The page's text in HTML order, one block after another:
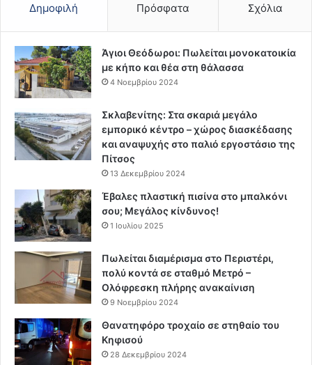
Δημοφιλή Πρόσφατα Σχόλια
Άγιοι Θεόδωροι: Πωλείται μονοκατοικία
με κήπο και θέα στη θάλασσα
4 Νοεμβρίου 2024
Σκλαβενίτης: Στα σκαριά μεγάλο
εμπορικό κέντρο – χώρος διασκέδασης
και αναψυχής στο παλιό εργοστάσιο της
Πίτσος
13 Δεκεμβρίου 2024
Έβαλες πλαστική πισίνα στο μπαλκόνι
σου; Μεγάλος κίνδυνος!
1 Ιουλίου 2025
Πωλείται διαμέρισμα στο Περιστέρι,
πολύ κοντά σε σταθμό Μετρό –
Ολόφρεσκη πλήρης ανακαίνιση
9 Νοεμβρίου 2024
Θανατηφόρο τροχαίο σε στηθαίο του
Κηφισού
28 Δεκεμβρίου 2024